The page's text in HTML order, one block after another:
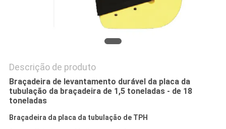
Descrição de produto
Braçadeira de levantamento durável da placa da
tubulação da braçadeira de 1,5 toneladas - de 18
toneladas
Braçadeira da placa da tubulação de TPH